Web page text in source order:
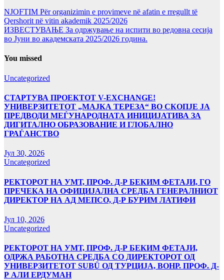
NJOFTIM Për organizimin e provimeve në afatin e rregullt të
Qershorit në vitin akademik 2025/2026
ИЗВЕСТУВАЊЕ За одржување на испити во редовна сесија
во Јуни во академската 2025/2026 година.
You missed
Uncategorized
СТАРТУВА ПРОЕКТОТ V-EXCHANGE!
УНИВЕРЗИТЕТОТ „МАЈКА ТЕРЕЗА“ ВО СКОПЈЕ ЈА
ПРЕДВОДИ МЕЃУНАРОДНАТА ИНИЦИЈАТИВА ЗА
ДИГИТАЛНО ОБРАЗОВАНИЕ И ГЛОБАЛНО
ГРАЃАНСТВО
Јул 30, 2026
Uncategorized
РЕКТОРОТ НА УМТ, ПРОФ. Д-Р БЕКИМ ФЕТАЈИ, ГО
ПРЕЧЕКА НА ОФИЦИЈАЛНА СРЕДБА ГЕНЕРАЛНИОТ
ДИРЕКТОР НА АД МЕПСО, Д-Р БУРИМ ЛАТИФИ
Јул 10, 2026
Uncategorized
РЕКТОРОТ НА УМТ, ПРОФ. Д-Р БЕКИМ ФЕТАЈИ,
ОДРЖА РАБОТНА СРЕДБА СО ДИРЕКТОРОТ ОД
УНИВЕРЗИТЕТОТ SUBÜ ОД ТУРЦИЈА, ВОНР. ПРОФ. Д-
Р АЛИ ЕРДУМАН